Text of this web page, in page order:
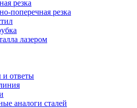
резка
поперечная резка
лазером
ответы
аналоги сталей